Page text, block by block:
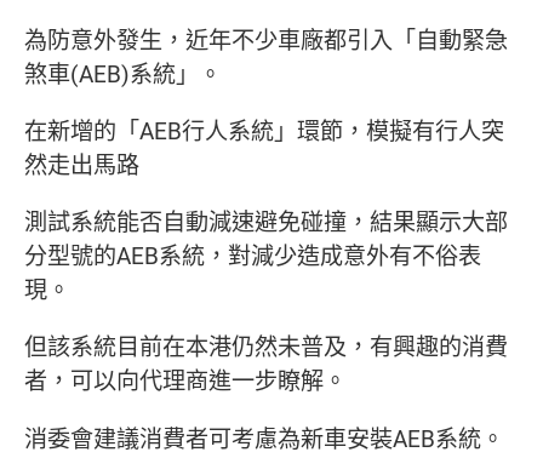
為防意外發生，近年不少車廠都引入「自動緊急
煞車(AEB)系統」。
在新增的「AEB行人系統」環節，模擬有行人突
然走出馬路
測試系統能否自動減速避免碰撞，結果顯示大部
分型號的AEB系統，對減少造成意外有不俗表
現。
但該系統目前在本港仍然未普及，有興趣的消費
者，可以向代理商進一步瞭解。
消委會建議消費者可考慮為新車安裝AEB系統。